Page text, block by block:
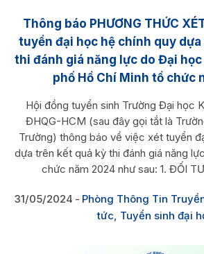
Thông báo PHƯƠNG THỨC
tuyển đại học hệ chính quy
thi đánh giá năng lực do Đại học
phố Hồ Chí Minh tổ chức
Hội đồng tuyển sinh Trường Đại học
ĐHQG-HCM (sau đây gọi tắt là
Trường) thông báo về việc xét tuyển
dựa trên kết quả kỳ thi đánh giá năng
chức năm 2024 như sau: 1. ĐỐI
31/05/2024 Phòng Thông Tin
tức Tuyển sinh đại